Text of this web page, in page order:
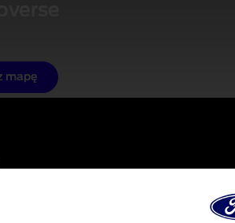
mapę
płatności, potrzebna jest